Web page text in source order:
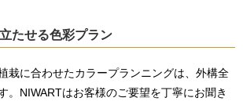
たせる色彩プラン
栽に合わせたカラープランニングは、外構全
。NIWARTはお客様のご要望を丁寧にお聞き